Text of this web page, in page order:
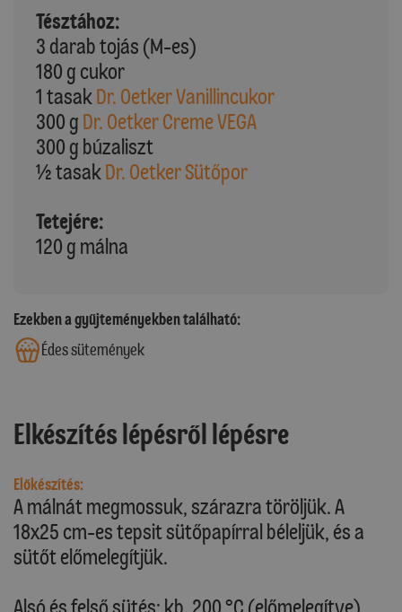
Tésztához:
3 darab tojás (M-es)
180 g cukor
1 tasak Dr. Oetker Vanillincukor
300 g Dr. Oetker Creme VEGA
300 g búzaliszt
½ tasak Dr. Oetker Sütőpor
Tetejére:
120 g málna
Ezekben a gyűjteményekben található:
Édes sütemények
Elkészítés lépésről lépésre
Előkészítés:
A málnát megmossuk, szárazra töröljük. A
18x25 cm-es tepsit sütőpapírral béleljük, és a
sütőt előmelegítjük.